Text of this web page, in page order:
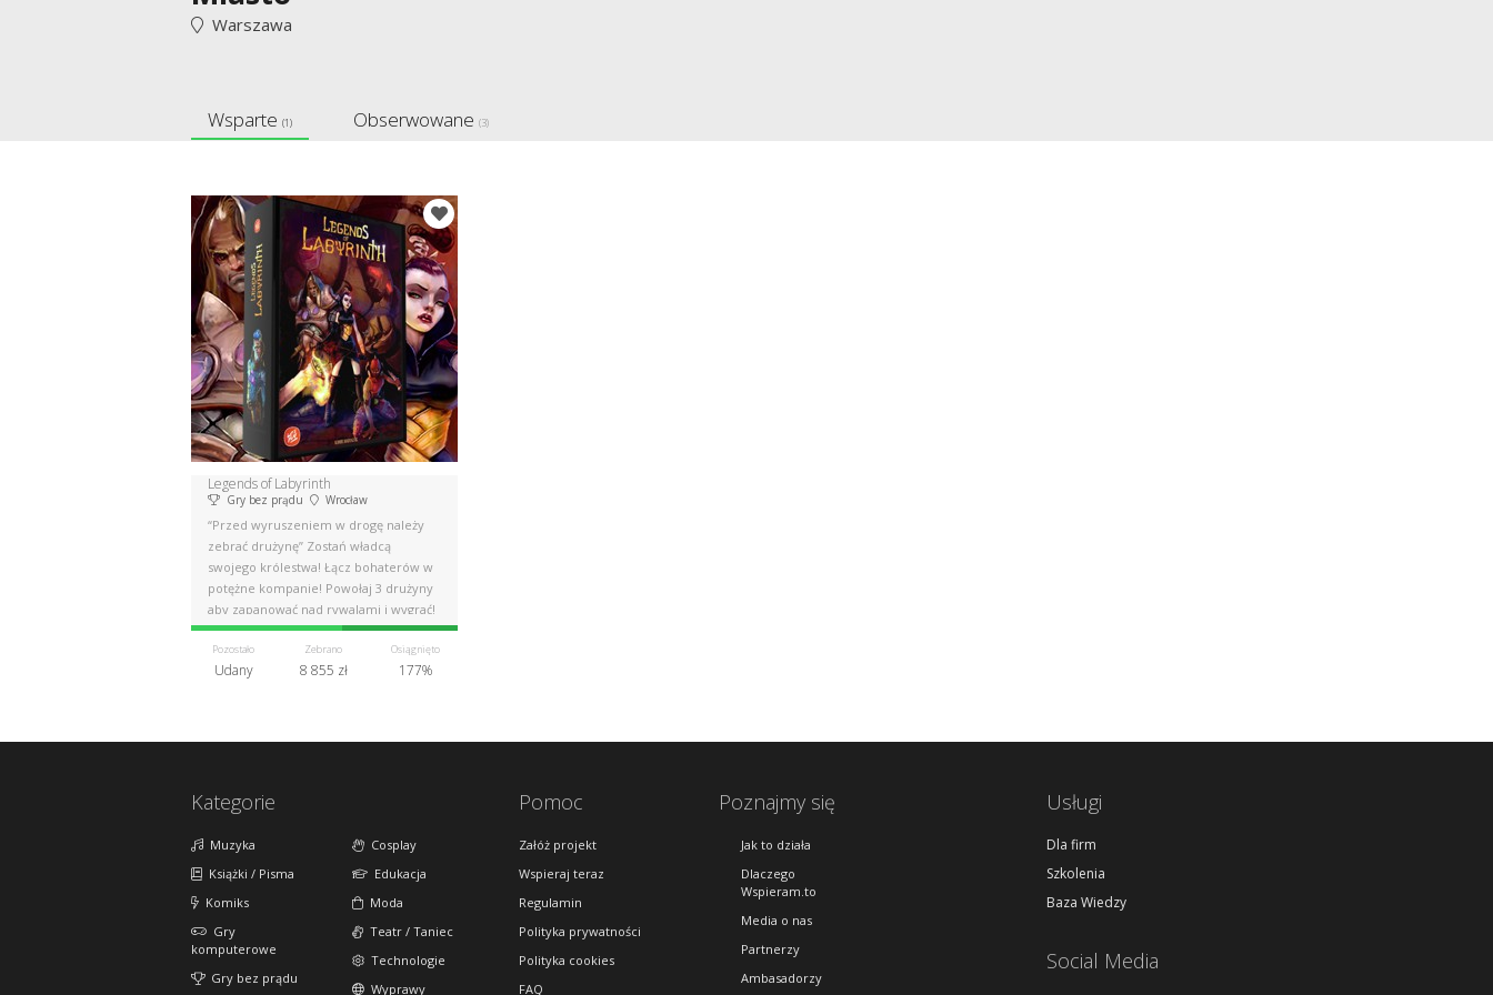
Warszawa
Wsparte (1) Obserwowane (3)
Legends of Labyrinth
Gry bez prądu Wrocław
“Przed wyruszeniem w drogę należy
zebrać drużynę” Zostań władcą
swojego królestwa! Łącz bohaterów w
potężne kompanie! Powołaj 3 drużyny
aby zapanować nad rywalami i wygrać!
Pozostało
Udany
Zebrano
8 855 zł
Osiągnięto
177%
Kategorie
Muzyka
Książki / Pisma
Komiks
Gry
komputerowe
Gry bez prądu
Cosplay
Edukacja
Moda
Teatr / Taniec
Technologie
Wyprawy
Pomoc
Załóż projekt
Wspieraj teraz
Regulamin
Polityka prywatności
Polityka cookies
FAQ
Poznajmy się
Jak to działa
Dlaczego
Wspieram.to
Media o nas
Partnerzy
Ambasadorzy
Usługi
Dla firm
Szkolenia
Baza Wiedzy
Social Media